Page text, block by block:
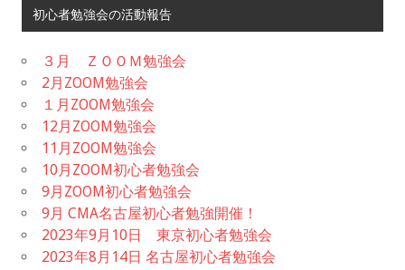
初心者勉強会の活動報告
３月 ＺＯＯＭ勉強会
2月ZOOM勉強会
１月ZOOM勉強会
12月ZOOM勉強会
11月ZOOM勉強会
10月ZOOM初心者勉強会
9月ZOOM初心者勉強会
9月 CMA名古屋初心者勉強開催！
2023年9月10日 東京初心者勉強会
2023年8月14日 名古屋初心者勉強会